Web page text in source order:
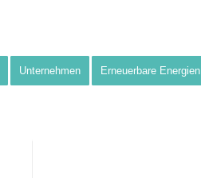
Unternehmen Erneuerbare Energien